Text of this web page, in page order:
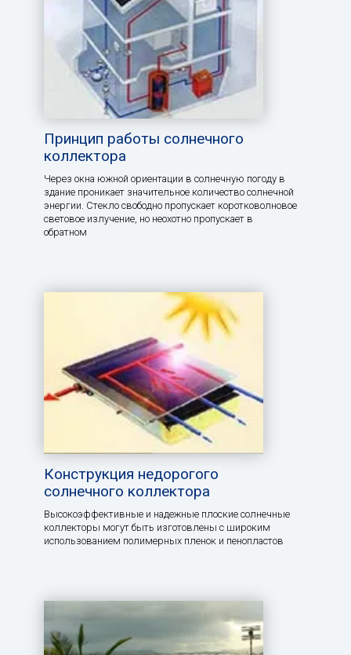
Принцип работы солнечного
коллектора
Через окна южной ориентации в солнечную погоду в
здание проникает значительное количество солнечной
энергии. Стекло свободно пропускает коротковолновое
световое излучение, но неохотно пропускает в
обратном
Конструкция недорогого
солнечного коллектора
Высокоэффективные и надежные плоские солнечные
коллекторы могут быть изготовлены с широким
использованием полимерных пленок и пенопластов